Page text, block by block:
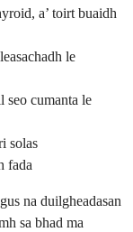
a’ toirt buaidh
le
seo cumanta le
solas
fada
na duilgheadasan
sa bhad ma